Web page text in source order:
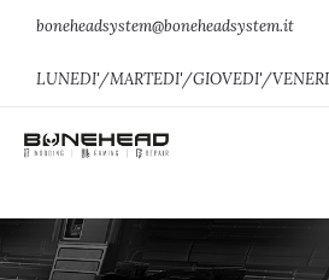
boneheadsystem@boneheadsystem.it
LUNEDI'/MARTEDI'/GIOVEDI'/